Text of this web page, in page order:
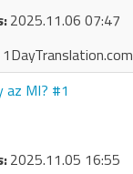
2025.11.06 07:47
1DayTranslation.com
az MI? #1
2025.11.05 16:55